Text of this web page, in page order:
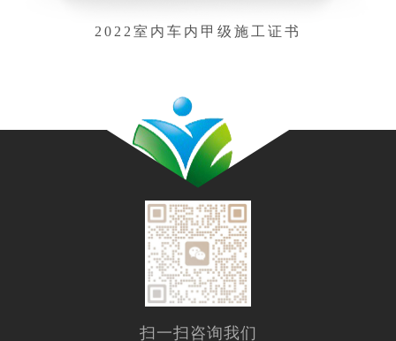
2022室内车内甲级施工证书
扫一扫咨询我们